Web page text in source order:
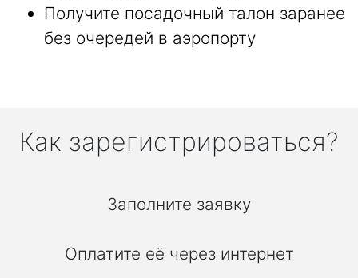
Получите посадочный талон заранее
без очередей в аэропорту
Как зарегистрироваться?
Заполните заявку
Оплатите её через интернет